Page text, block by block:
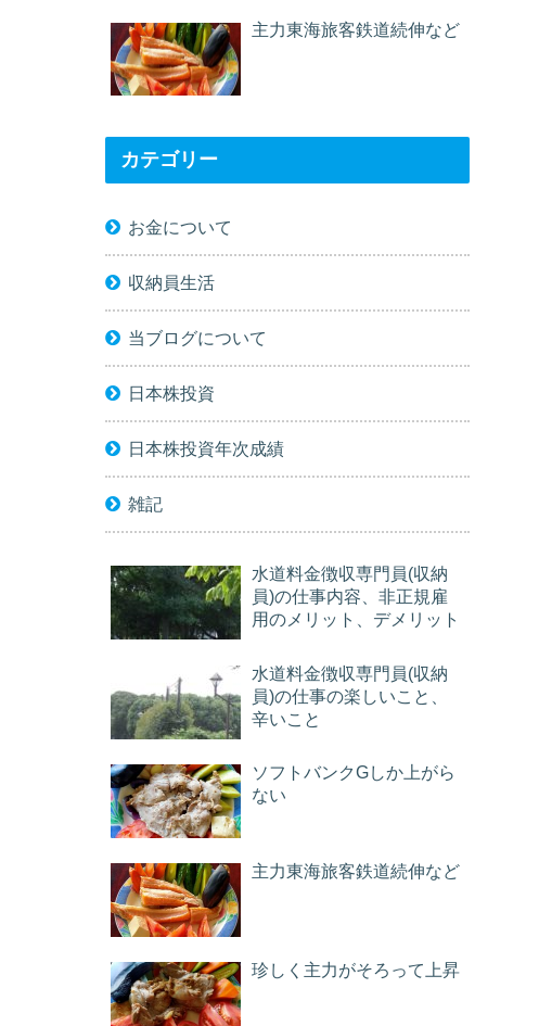
主力東海旅客鉄道続伸など
カテゴリー
お金について
収納員生活
当ブログについて
日本株投資
日本株投資年次成績
雑記
水道料金徴収専門員(収納
員)の仕事内容、非正規雇
用のメリット、デメリット
水道料金徴収専門員(収納
員)の仕事の楽しいこと、
辛いこと
ソフトバンクGしか上がら
ない
主力東海旅客鉄道続伸など
珍しく主力がそろって上昇